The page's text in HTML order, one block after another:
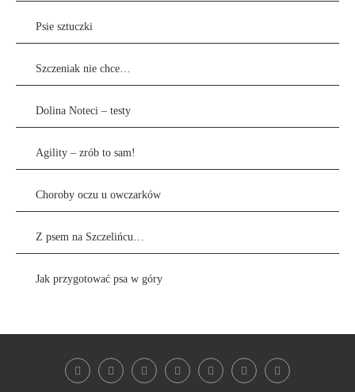
Psie sztuczki
Szczeniak nie chce…
Dolina Noteci – testy
Agility – zrób to sam!
Choroby oczu u owczarków
Z psem na Szczelińcu…
Jak przygotować psa w góry